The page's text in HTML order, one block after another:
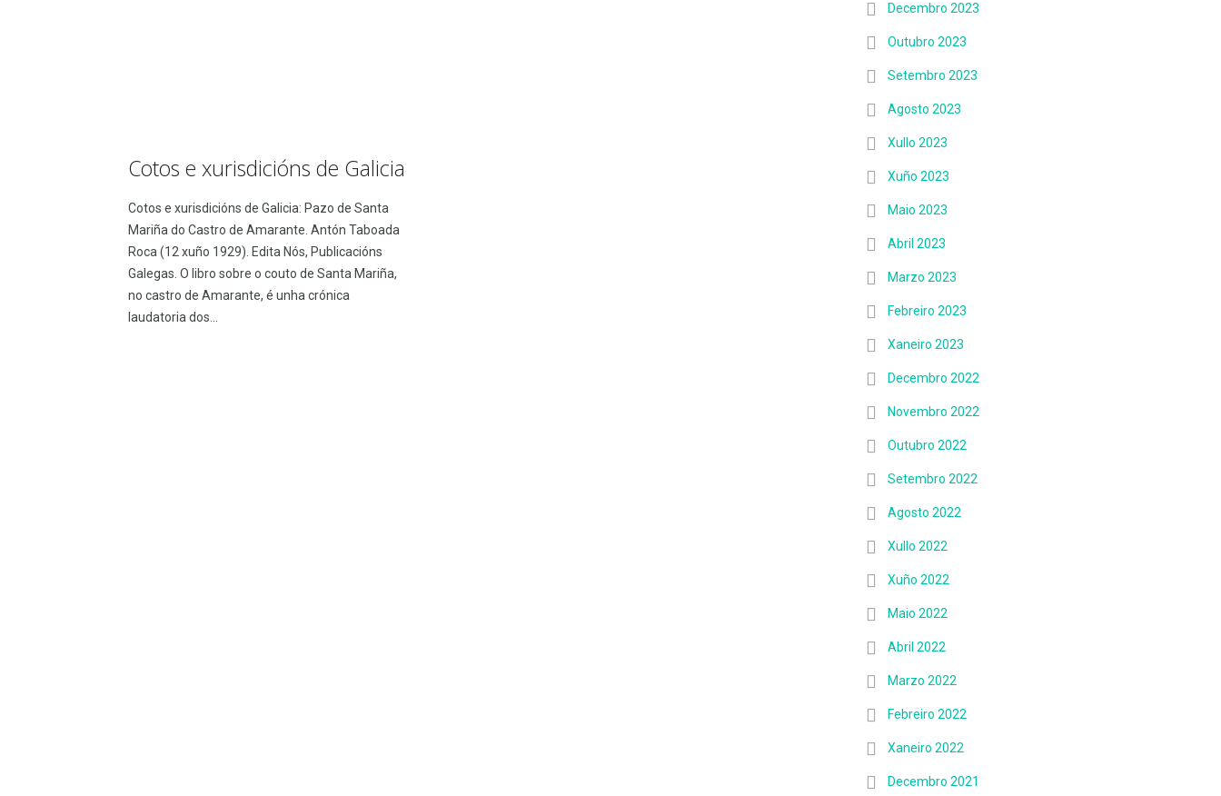
Cotos e xurisdicións de Galicia
Cotos e xurisdicións de Galicia: Pazo de Santa
Mariña do Castro de Amarante. Antón Taboada
Roca (12 xuño 1929). Edita Nós, Publicacións
Galegas. O libro sobre o couto de Santa Mariña,
no castro de Amarante, é unha crónica
laudatoria dos...
Decembro 2023
Outubro 2023
Setembro 2023
Agosto 2023
Xullo 2023
Xuño 2023
Maio 2023
Abril 2023
Marzo 2023
Febreiro 2023
Xaneiro 2023
Decembro 2022
Novembro 2022
Outubro 2022
Setembro 2022
Agosto 2022
Xullo 2022
Xuño 2022
Maio 2022
Abril 2022
Marzo 2022
Febreiro 2022
Xaneiro 2022
Decembro 2021